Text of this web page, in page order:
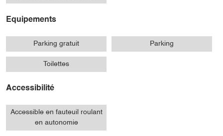
Equipements
Parking gratuit Parking
Toilettes
Accessibilité
Accessible en fauteuil roulant
en autonomie